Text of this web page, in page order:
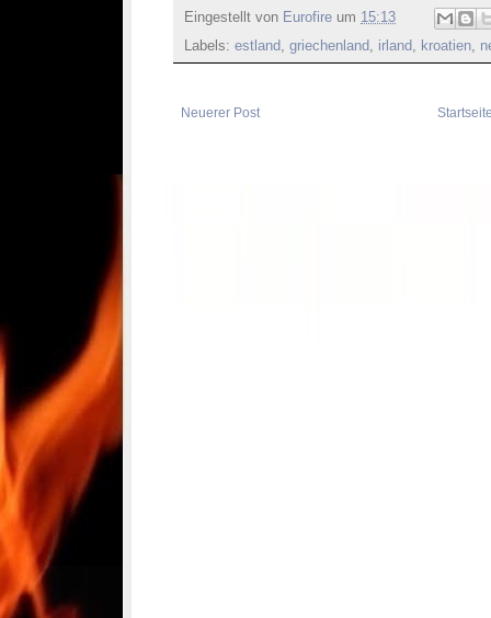
Eingestellt von Eurofire um 15:13
Labels: estland, griechenland, irland, kroatien,
Neuerer Post